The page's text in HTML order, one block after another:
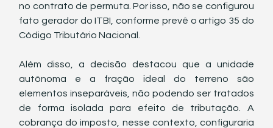
no contrato de permuta. Por isso, não se configurou
fato gerador do ITBI, conforme prevê o artigo 35 do
Código Tributário Nacional.
Além disso, a decisão destacou que a unidade
autônoma e a fração ideal do terreno são
elementos inseparáveis, não podendo ser tratados
de forma isolada para efeito de tributação. A
cobrança do imposto, nesse contexto, configuraria